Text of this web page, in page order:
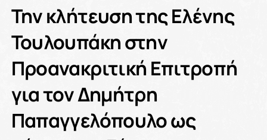
Την κλήτευση τηςΕλένης
Τουλουπάκηστην
Προανακριτική Επιτροπή
για τονΔημήτρη
Παπαγγελόπουλοως